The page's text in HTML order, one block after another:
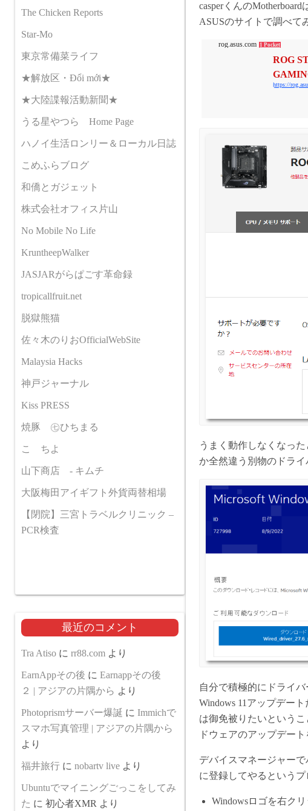
casperくんの
ASUSのサイトで調べて
rog.asus.com 1 Pocket
ROG
うまく動作しなくなっ
か全然違う別物のドライ
自分で積極的にドライ
Windows 11アップデー
は御免被りたいという
ドウェアのアップデー
デバイスマネージャー
に登録してやるというプ
Windowsロゴを右ク
The Chicken Reports
Star-Mo
東京常備菜ライフ
★解放区・Đổi mới★
★大陸諜報活動新聞★
うる星やつら Home Page
ハノイ生活ロンリー＆ローカル日誌
こめふらブログ
和僑とガジェット
株式会社オフィス片山
No Mobile No Life
KruntheepWalker
JASJARがらぱごす革命録
tropicallfruit.net
脱獄熊猫
佐々木のりおOfficialWebSite
Malaysia Hacks
神戸ジャーナル
Kiss PRESS
焼豚 ㊆ひちまる
こゝちよ
山下商店 - キムチ
大阪梅田アイギフト外貨両替相場
【閉院】三宮トラベルクリニック –
PCR検査
最近のコメント
Tra Atiso に rr88.com より
EarnAppその後 に Earnappその後
２ | アジアの片隅から より
Photoprismサーバー爆誕 に Immichで
スマホ写真管理 | アジアの片隅から
より
福井旅行 に nobartv live より
Ubuntuでマイニングごっこをしてみ
た に 初心者XMR より